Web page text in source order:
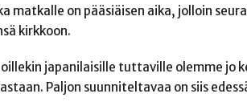
matkalle on pääsiäisen aika, jolloin
kirkkoon.
japanilaisille tuttaville olemme jo
Paljon suunniteltavaa on siis